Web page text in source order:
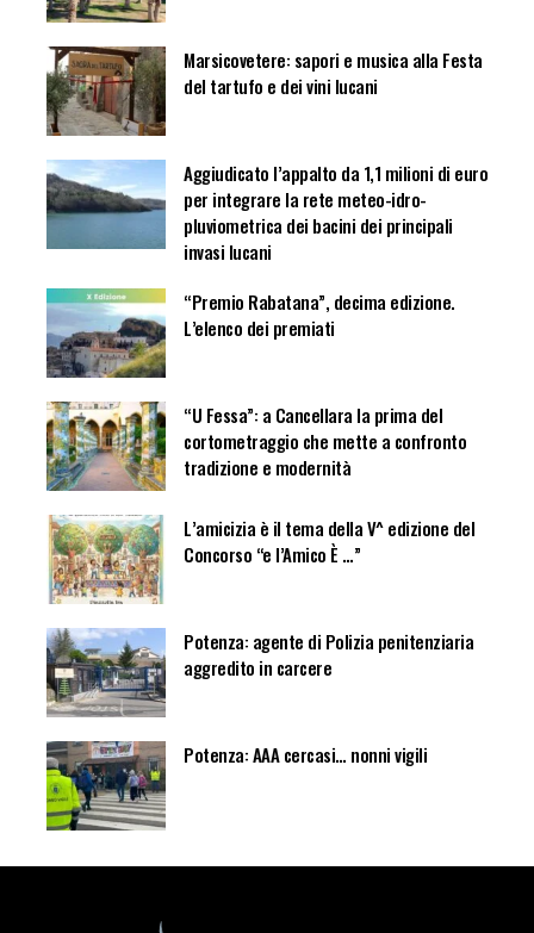
Marsicovetere: sapori e musica alla Festa
del tartufo e dei vini lucani
Aggiudicato l’appalto da 1,1 milioni di euro
per integrare la rete meteo-idro-
pluviometrica dei bacini dei principali
invasi lucani
“Premio Rabatana”, decima edizione.
L’elenco dei premiati
“U Fessa”: a Cancellara la prima del
cortometraggio che mette a confronto
tradizione e modernità
L’amicizia è il tema della V^ edizione del
Concorso “e l’Amico È …”
Potenza: agente di Polizia penitenziaria
aggredito in carcere
Potenza: AAA cercasi… nonni vigili